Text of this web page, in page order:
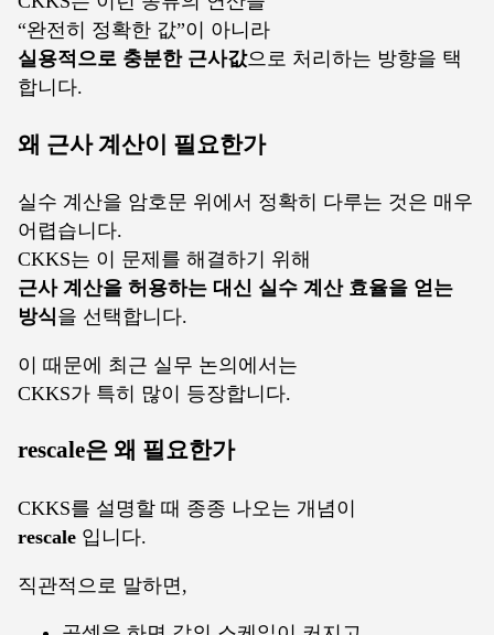
“완전히 정확한 값”이 아니라
실용적으로 충분한 근사값으로 처리하는 방향을 택
합니다.
왜 근사 계산이 필요한가
실수 계산을 암호문 위에서 정확히 다루는 것은 매우
어렵습니다.
CKKS는 이 문제를 해결하기 위해
근사 계산을 허용하는 대신 실수 계산 효율을 얻는
방식을 선택합니다.
이 때문에 최근 실무 논의에서는
CKKS가 특히 많이 등장합니다.
rescale은 왜 필요한가
CKKS를 설명할 때 종종 나오는 개념이
rescale 입니다.
직관적으로 말하면,